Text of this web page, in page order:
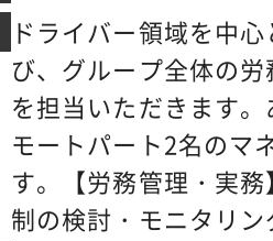
福岡市中央区天神1-
要な日も出てくるた
ドライバー領域を中
び、グループ全体の
を担当いただきます
モートパート2名のマ
す。【労務管理・実
制の検討・モニタリ